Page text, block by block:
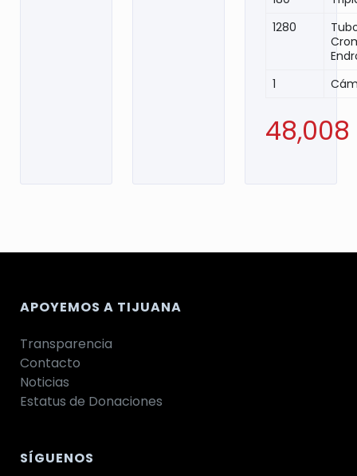
1280
1
48,008
APOYEMOS A TIJUANA
Transparencia
Contacto
Noticias
Estatus de Donaciones
SÍGUENOS